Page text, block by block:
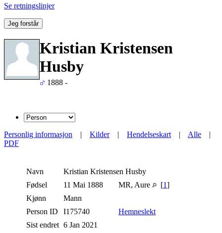
Se retningslinjer
Jeg forstår
Kristian Kristensen
Husby
1888 -
Personlig informasjon | Kilder| Hendelseskart| Alle |
PDF
Navn Kristian Kristensen Husby
Fødsel
11 Mai 1888 MR, Aure [1]
Kjønn
Mann
Person ID
I175740
Hemneslekt
Sist endret 6 Jan 2021